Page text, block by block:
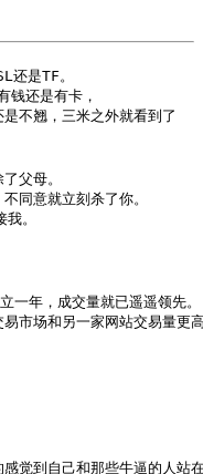
是TF。
钱还是有卡，
不翘，三米之外就看到了
父母。
同意就立刻杀了你。
。
年，成交量就已遥遥领先。
易市场和另一家网站交易量
觉到自己和那些牛逼的人站